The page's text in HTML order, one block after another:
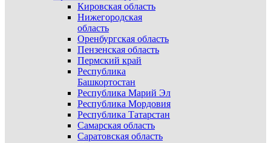
Кировская область
Нижегородская
область
Оренбургская область
Пензенская область
Пермский край
Республика
Башкортостан
Республика Марий Эл
Республика Мордовия
Республика Татарстан
Самарская область
Саратовская область